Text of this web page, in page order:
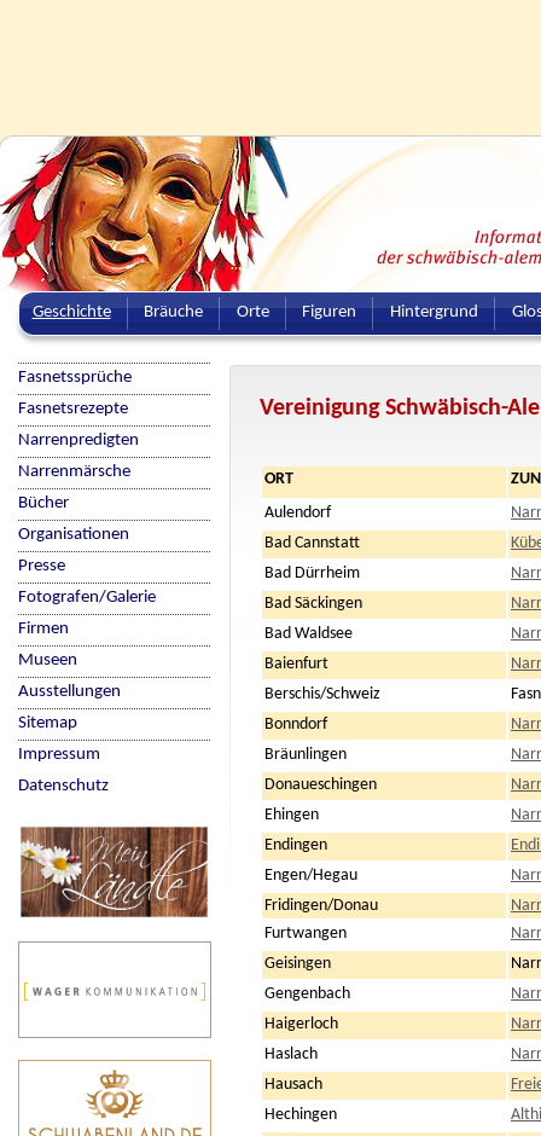
Geschichte Bräuche Orte Figuren Hintergrund
Vereinigung Schwäbisch-
ORT
Aulendorf
Bad Cannstatt
Bad Dürrheim
Bad Säckingen
Bad Waldsee
Baienfurt
Berschis/Schweiz
Bonndorf
Bräunlingen
Donaueschingen
Ehingen
Endingen
Engen/Hegau
Fridingen/Donau
Furtwangen
Geisingen
Gengenbach
Haigerloch
Haslach
Hausach
Hechingen
Fasnetssprüche
Fasnetsrezepte
Narrenpredigten
Narrenmärsche
Bücher
Organisationen
Presse
Fotografen/Galerie
Firmen
Museen
Ausstellungen
Sitemap
Impressum
Datenschutz